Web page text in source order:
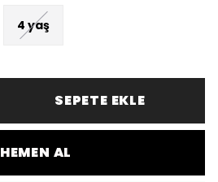
4 yaş
SEPETE EKLE
HEMEN AL